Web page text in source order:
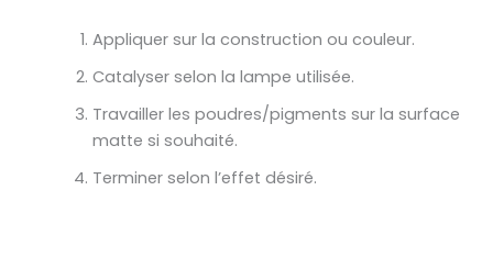
Appliquer sur la construction ou couleur.
Catalyser selon la lampe utilisée.
Travailler les poudres/pigments sur la surface
matte si souhaité.
Terminer selon l’effet désiré.